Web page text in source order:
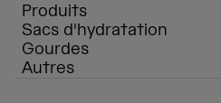
Produits
Sacs d'hydratation
Gourdes
Autres